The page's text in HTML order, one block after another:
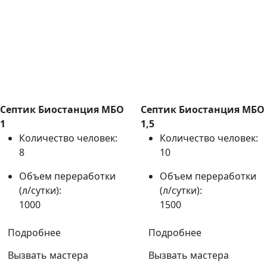
Септик Биостанция МБО
1
Количество человек:
8
Объем переработки
(л/сутки):
1000
Подробнее
Вызвать мастера
Септик Биостанция МБО
1,5
Количество человек:
10
Объем переработки
(л/сутки):
1500
Подробнее
Вызвать мастера